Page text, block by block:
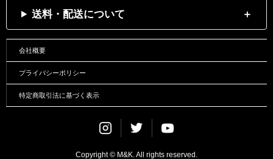
送料・配送について
会社概要
プライバシーポリシー
特定商取引法に基づく表示
InstagramTwitter
Copyright © M&K. All rights reserved.